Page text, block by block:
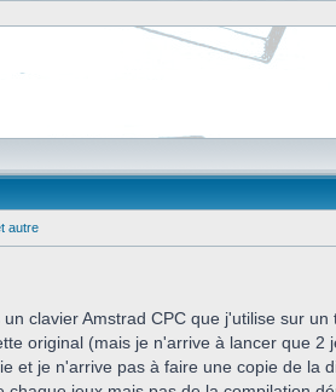
autre
clavier Amstrad CPC que j'utilise sur
original (mais je n'arrive à lancer que
et je n'arrive pas à faire une copie de la